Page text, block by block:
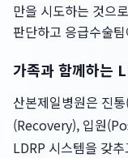
만을 시도하는 것으
판단하고 응급수술
가족과 함께하는
산본제일병원은 진
(Recovery), 입원
LDRP 시스템을 갖